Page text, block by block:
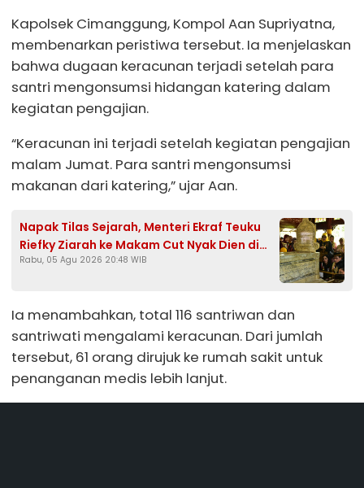
Kapolsek Cimanggung, Kompol Aan Supriyatna,
membenarkan peristiwa tersebut. Ia menjelaskan
bahwa dugaan keracunan terjadi setelah para
santri mengonsumsi hidangan katering dalam
kegiatan pengajian.
“Keracunan ini terjadi setelah kegiatan pengajian
malam Jumat. Para santri mengonsumsi
makanan dari katering,” ujar Aan.
Napak Tilas Sejarah, Menteri Ekraf Teuku
Riefky Ziarah ke Makam Cut Nyak Dien di
Sumedang
Rabu, 05 Agu 2026 20:48 WIB
Ia menambahkan, total 116 santriwan dan
santriwati mengalami keracunan. Dari jumlah
tersebut, 61 orang dirujuk ke rumah sakit untuk
penanganan medis lebih lanjut.